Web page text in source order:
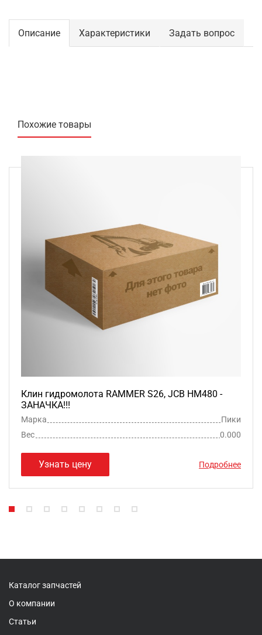
Описание Характеристики Задать вопрос
Похожие товары
Клин гидромолота RAMMER S26, JCB HM480 -
ЗАНАЧКА!!!
Марка
Пики
Вес
0.000
Узнать цену Подробнее
Каталог запчастей
О компании
Статьи